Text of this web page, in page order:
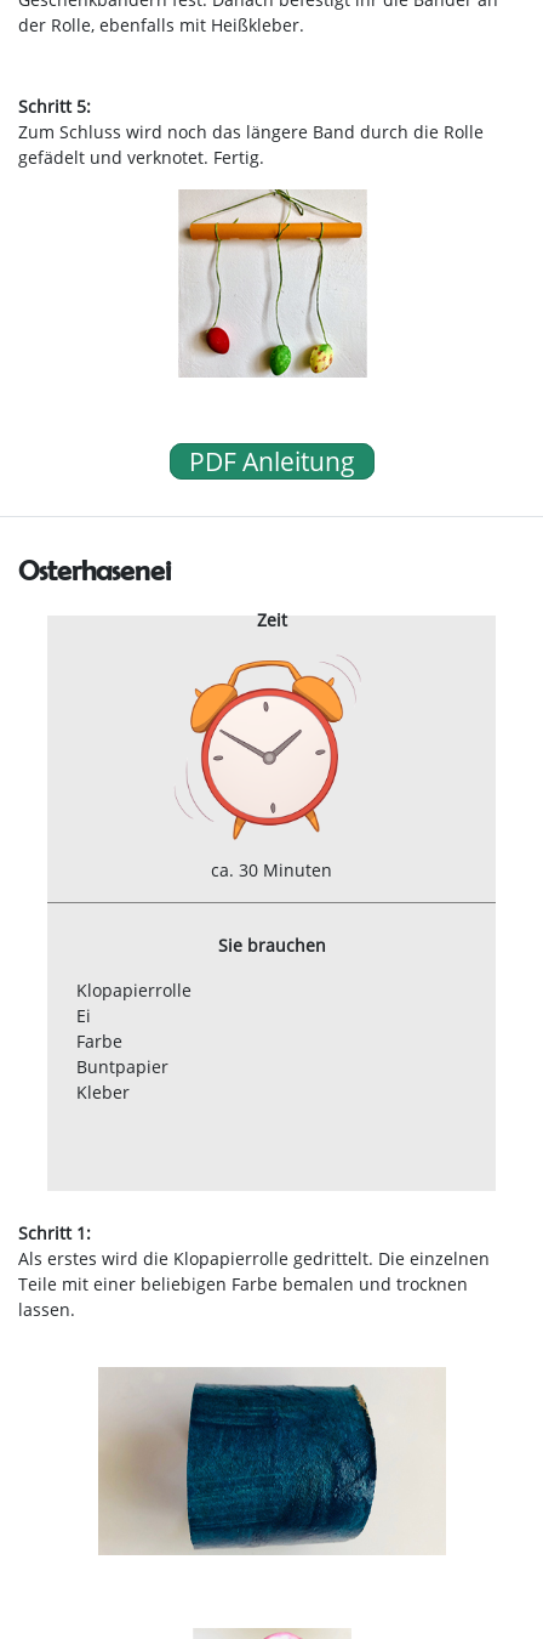
der Rolle, ebenfalls mit Heißkleber.
Schritt 5:
Zum Schluss wird noch das längere Band durch die Rolle
gefädelt und verknotet. Fertig.
PDF Anleitung
Osterhasenei
Zeit
ca. 30 Minuten
Sie brauchen
Klopapierrolle
Ei
Farbe
Buntpapier
Kleber
Schritt 1:
Als erstes wird die Klopapierrolle gedrittelt. Die einzelnen
Teile mit einer beliebigen Farbe bemalen und trocknen
lassen.